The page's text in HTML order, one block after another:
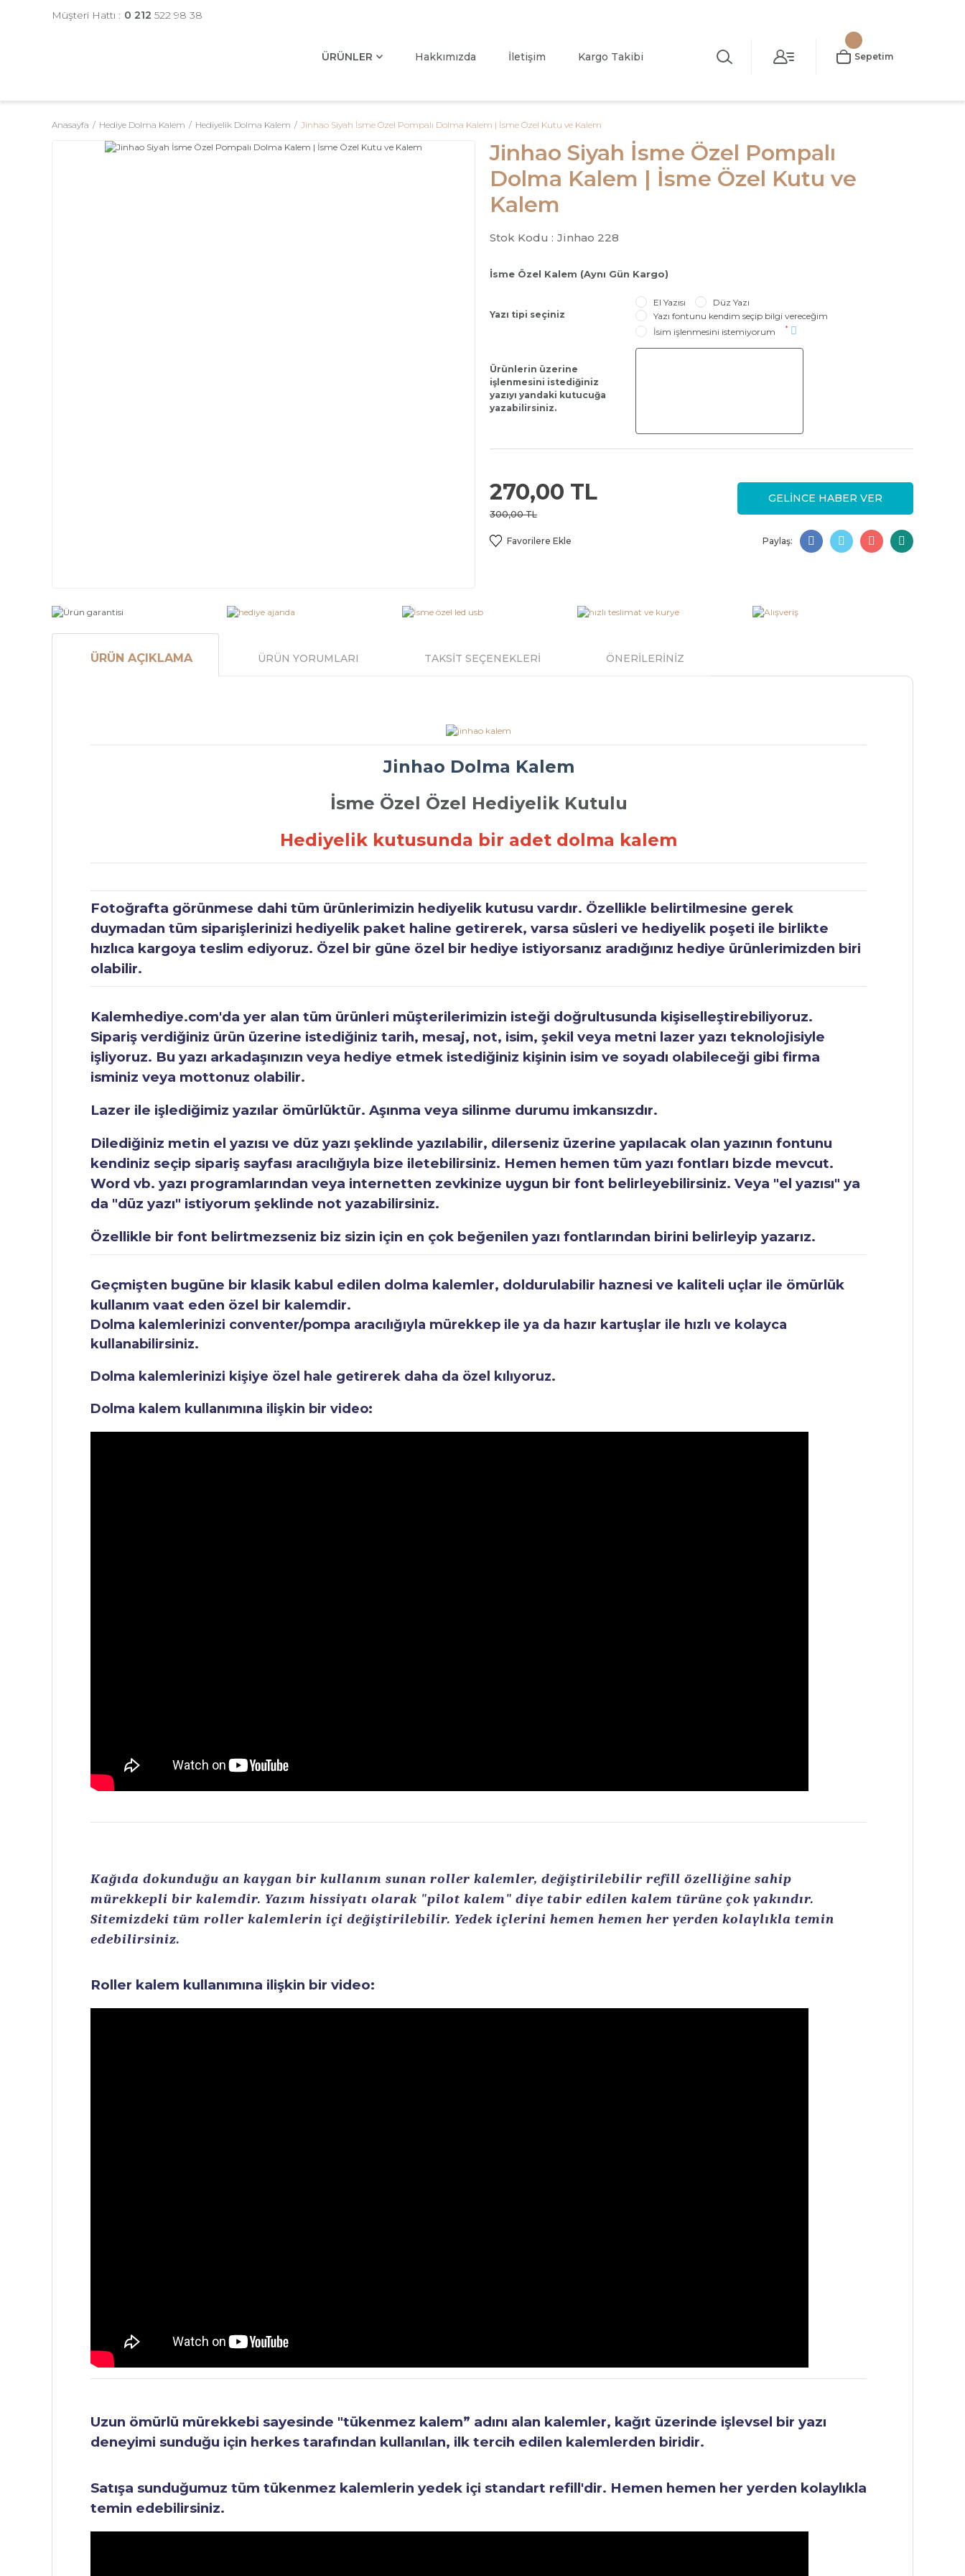
Müşteri Hattı : 0 212 522 98 38
ÜRÜNLER Hakkımızda İletişim Kargo Takibi Sepetim
Anasayfa Hediye Dolma Kalem Hediyelik Dolma Kalem Jinhao Siyah İsme Özel Pompalı Dolma Kalem | İsme Özel Kutu ve Kalem
Jinhao Siyah İsme Özel Pompalı
Dolma Kalem | İsme Özel Kutu ve
Kalem
Stok Kodu : Jinhao 228
İsme Özel Kalem (Aynı Gün Kargo)
Yazı tipi seçiniz
El Yazısı
Düz Yazı
Yazı fontunu kendim seçip bilgi vereceğim
İsim işlenmesini istemiyorum
*
Ürünlerin üzerine
işlenmesini istediğiniz
yazıyı yandaki kutucuğa
yazabilirsiniz.
270,00 TL
300,00 TL
GELİNCE HABER VER
Paylaş:
ÜRÜN AÇIKLAMA ÜRÜN YORUMLARI TAKSİT SEÇENEKLERİ ÖNERİLERİNİZ
Jinhao Dolma Kalem
İsme Özel Özel Hediyelik Kutulu
Hediyelik kutusunda bir adet dolma kalem
Fotoğrafta görünmese dahi tüm ürünlerimizin hediyelik kutusu vardır. Özellikle belirtilmesine gerek
duymadan tüm siparişlerinizi hediyelik paket haline getirerek, varsa süsleri ve hediyelik poşeti ile birlikte
hızlıca kargoya teslim ediyoruz. Özel bir güne özel bir hediye istiyorsanız aradığınız hediye ürünlerimizden biri
olabilir.
Kalemhediye.com'da yer alan tüm ürünleri müşterilerimizin isteği doğrultusunda kişiselleştirebiliyoruz.
Sipariş verdiğiniz ürün üzerine istediğiniz tarih, mesaj, not, isim, şekil veya metni lazer yazı teknolojisiyle
işliyoruz. Bu yazı arkadaşınızın veya hediye etmek istediğiniz kişinin isim ve soyadı olabileceği gibi firma
isminiz veya mottonuz olabilir.
Lazer ile işlediğimiz yazılar ömürlüktür. Aşınma veya silinme durumu imkansızdır.
Dilediğiniz metin el yazısı ve düz yazı şeklinde yazılabilir, dilerseniz üzerine yapılacak olan yazının fontunu
kendiniz seçip sipariş sayfası aracılığıyla bize iletebilirsiniz. Hemen hemen tüm yazı fontları bizde mevcut.
Word vb. yazı programlarından veya internetten zevkinize uygun bir font belirleyebilirsiniz. Veya "el yazısı" ya
da "düz yazı" istiyorum şeklinde not yazabilirsiniz.
Özellikle bir font belirtmezseniz biz sizin için en çok beğenilen yazı fontlarından birini belirleyip yazarız.
Geçmişten bugüne bir klasik kabul edilen dolma kalemler, doldurulabilir haznesi ve kaliteli uçlar ile ömürlük
kullanım vaat eden özel bir kalemdir.
Dolma kalemlerinizi conventer/pompa aracılığıyla mürekkep ile ya da hazır kartuşlar ile hızlı ve kolayca
kullanabilirsiniz.
Dolma kalemlerinizi kişiye özel hale getirerek daha da özel kılıyoruz.
Dolma kalem kullanımına ilişkin bir video:
Kağıda dokunduğu an kaygan bir kullanım sunan roller kalemler, değiştirilebilir refill özelliğine sahip
mürekkepli bir kalemdir. Yazım hissiyatı olarak "pilot kalem" diye tabir edilen kalem türüne çok yakındır.
Sitemizdeki tüm roller kalemlerin içi değiştirilebilir. Yedek içlerini hemen hemen her yerden kolaylıkla temin
edebilirsiniz.
Roller kalem kullanımına ilişkin bir video:
Uzun ömürlü mürekkebi sayesinde "tükenmez kalem” adını alan kalemler, kağıt üzerinde işlevsel bir yazı
deneyimi sunduğu için herkes tarafından kullanılan, ilk tercih edilen kalemlerden biridir.
Satışa sunduğumuz tüm tükenmez kalemlerin yedek içi standart refill'dir. Hemen hemen her yerden kolaylıkla
temin edebilirsiniz.